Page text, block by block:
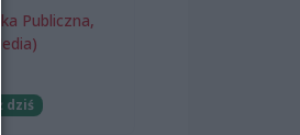
Publiczna,
dziś